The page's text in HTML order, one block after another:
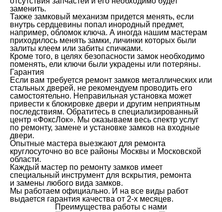
заменить.
Также замковый механизм придется менять, если
внутрь сердцевины попал инородный предмет,
например, обломок ключа. А иногда нашим мастерам
приходилось менять замки, личинки которых были
залиты клеем или забиты спичками.
Кроме того, в целях безопасности замок необходимо
поменять, ели ключи были украдены или потеряны.
Гарантия
Если вам требуется ремонт замков металлических или
стальных дверей, не рекомендуем проводить его
самостоятельно. Неправильная установка может
привести к блокировке двери и другим неприятным
последствиям. Обратитесь в специализированный
центр «ФоксЛок». Мы оказываем весь спектр услуг
по ремонту, замене и установке замков на входные
двери.
Опытные мастера выезжают для ремонта
круглосуточно во все районы Москвы и Московской
области.
Каждый мастер по ремонту замков имеет
специальный инструмент для вскрытия, ремонта
и замены любого вида замков.
Мы работаем официально. И на все виды работ
выдается гарантия качества от 2-х месяцев.
Преимущества работы с нами